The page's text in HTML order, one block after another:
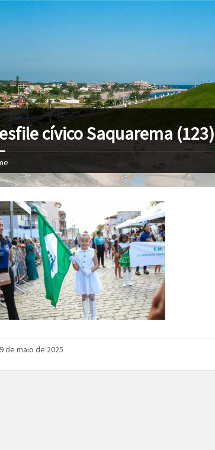
cívico Saquarema (123)
9 de maio de 2025